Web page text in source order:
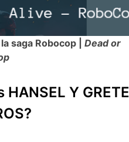
saga Robocop | Dead or
HANSEL Y